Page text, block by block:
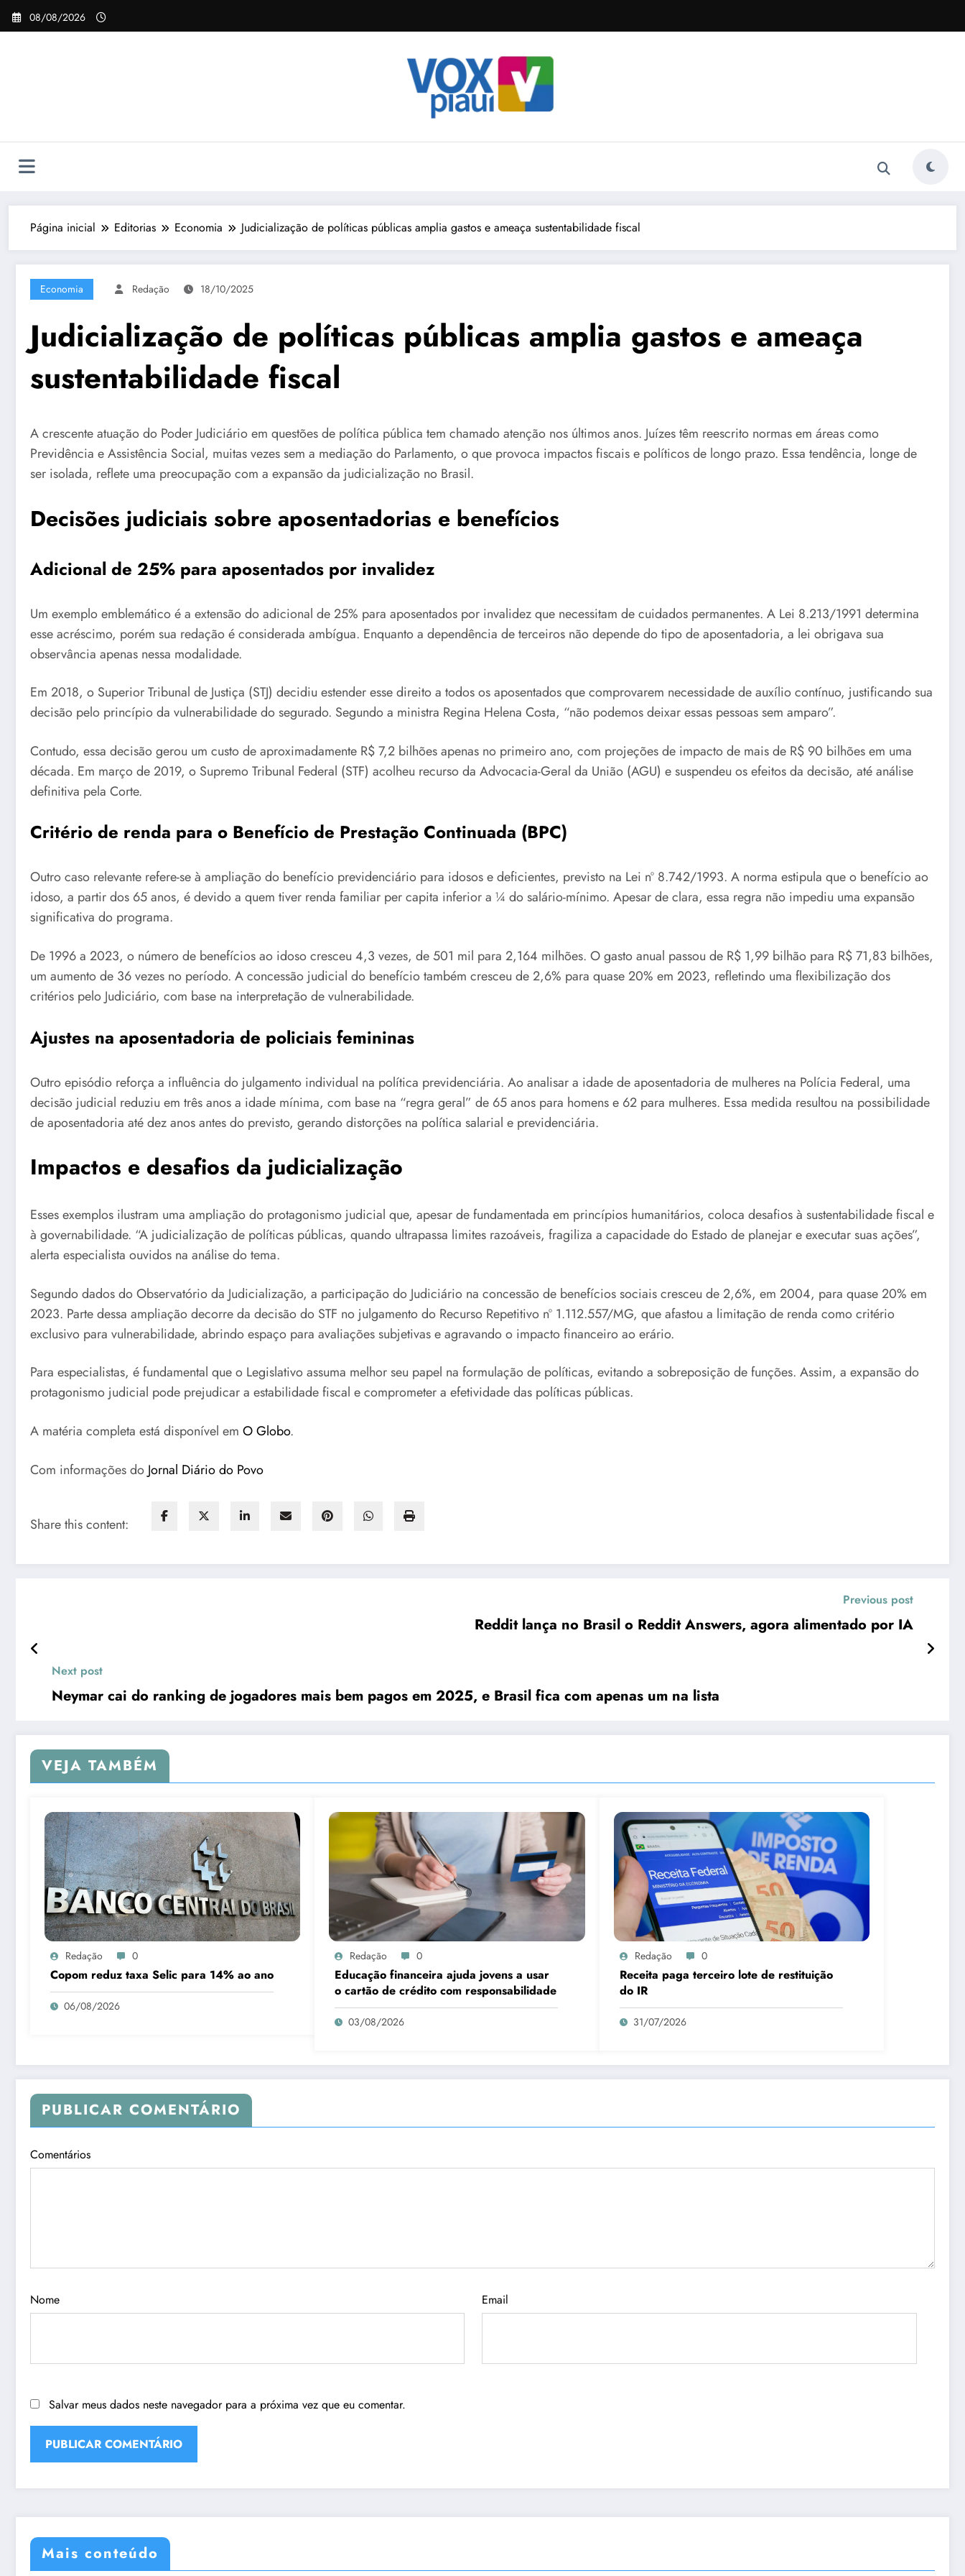
Pular
para
08/08/2026
Página inicial Editorias Economia Judicialização de políticas públicas amplia gastos e ameaça sustentabilidade fiscal
Economia Redação 18/10/2025
Judicialização de políticas públicas amplia gastos e ameaça
sustentabilidade fiscal
A crescente atuação do Poder Judiciário em questões de política pública tem chamado atenção nos últimos anos. Juízes têm reescrito normas em áreas como
Previdência e Assistência Social, muitas vezes sem a mediação do Parlamento, o que provoca impactos fiscais e políticos de longo prazo. Essa tendência, longe de
ser isolada, reflete uma preocupação com a expansão da judicialização no Brasil.
Decisões judiciais sobre aposentadorias e benefícios
Adicional de 25% para aposentados por invalidez
Um exemplo emblemático é a extensão do adicional de 25% para aposentados por invalidez que necessitam de cuidados permanentes. A Lei 8.213/1991 determina
esse acréscimo, porém sua redação é considerada ambígua. Enquanto a dependência de terceiros não depende do tipo de aposentadoria, a lei obrigava sua
observância apenas nessa modalidade.
Em 2018, o Superior Tribunal de Justiça (STJ) decidiu estender esse direito a todos os aposentados que comprovarem necessidade de auxílio contínuo, justificando sua
decisão pelo princípio da vulnerabilidade do segurado. Segundo a ministra Regina Helena Costa, “não podemos deixar essas pessoas sem amparo”.
Contudo, essa decisão gerou um custo de aproximadamente R$ 7,2 bilhões apenas no primeiro ano, com projeções de impacto de mais de R$ 90 bilhões em uma
década. Em março de 2019, o Supremo Tribunal Federal (STF) acolheu recurso da Advocacia-Geral da União (AGU) e suspendeu os efeitos da decisão, até análise
definitiva pela Corte.
Critério de renda para o Benefício de Prestação Continuada (BPC)
Outro caso relevante refere-se à ampliação do benefício previdenciário para idosos e deficientes, previsto na Lei nº 8.742/1993. A norma estipula que o benefício ao
idoso, a partir dos 65 anos, é devido a quem tiver renda familiar per capita inferior a ¼ do salário-mínimo. Apesar de clara, essa regra não impediu uma expansão
significativa do programa.
De 1996 a 2023, o número de benefícios ao idoso cresceu 4,3 vezes, de 501 mil para 2,164 milhões. O gasto anual passou de R$ 1,99 bilhão para R$ 71,83 bilhões,
um aumento de 36 vezes no período. A concessão judicial do benefício também cresceu de 2,6% para quase 20% em 2023, refletindo uma flexibilização dos
critérios pelo Judiciário, com base na interpretação de vulnerabilidade.
Ajustes na aposentadoria de policiais femininas
Outro episódio reforça a influência do julgamento individual na política previdenciária. Ao analisar a idade de aposentadoria de mulheres na Polícia Federal, uma
decisão judicial reduziu em três anos a idade mínima, com base na “regra geral” de 65 anos para homens e 62 para mulheres. Essa medida resultou na possibilidade
de aposentadoria até dez anos antes do previsto, gerando distorções na política salarial e previdenciária.
Impactos e desafios da judicialização
Esses exemplos ilustram uma ampliação do protagonismo judicial que, apesar de fundamentada em princípios humanitários, coloca desafios à sustentabilidade fiscal e
à governabilidade. “A judicialização de políticas públicas, quando ultrapassa limites razoáveis, fragiliza a capacidade do Estado de planejar e executar suas ações”,
alerta especialista ouvidos na análise do tema.
Segundo dados do Observatório da Judicialização, a participação do Judiciário na concessão de benefícios sociais cresceu de 2,6%, em 2004, para quase 20% em
2023. Parte dessa ampliação decorre da decisão do STF no julgamento do Recurso Repetitivo nº 1.112.557/MG, que afastou a limitação de renda como critério
exclusivo para vulnerabilidade, abrindo espaço para avaliações subjetivas e agravando o impacto financeiro ao erário.
Para especialistas, é fundamental que o Legislativo assuma melhor seu papel na formulação de políticas, evitando a sobreposição de funções. Assim, a expansão do
protagonismo judicial pode prejudicar a estabilidade fiscal e comprometer a efetividade das políticas públicas.
A matéria completa está disponível em O Globo.
Com informações do Jornal Diário do Povo
Share this content:
Previous post
Reddit lança no Brasil o Reddit Answers, agora alimentado por IA
Next post
Neymar cai do ranking de jogadores mais bem pagos em 2025, e Brasil fica com apenas um na lista
VEJA TAMBÉM
Redação 0
Copom reduz taxa Selic para 14% ao ano
06/08/2026
Redação 0
Educação financeira ajuda jovens a usar
o cartão de crédito com responsabilidade
03/08/2026
Redação 0
Receita paga terceiro lote de restituição
do IR
31/07/2026
PUBLICAR COMENTÁRIO
Comentários
Nome Email
Salvar meus dados neste navegador para a próxima vez que eu comentar.
Mais conteúdo